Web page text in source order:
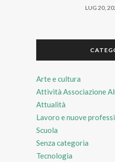
LUG 20,
Arte e cultura
Attività Associazione
Attualità
Lavoro e nuove
Scuola
Senza categoria
Tecnologia